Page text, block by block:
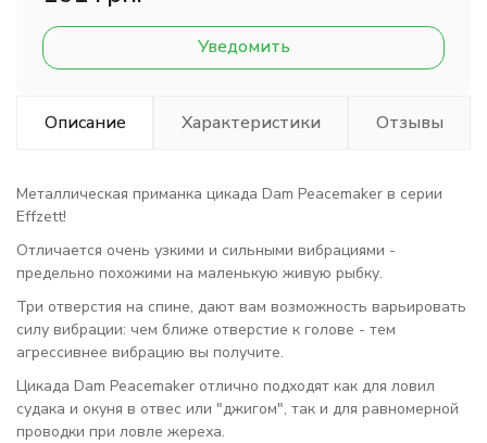
Уведомить
Описание Характеристики Отзывы
Металлическая приманка цикада Dam Peacemaker в серии
Effzett!
Отличается очень узкими и сильными вибрациями -
предельно похожими на маленькую живую рыбку.
Три отверстия на спине, дают вам возможность варьировать
силу вибрации: чем ближе отверстие к голове - тем
агрессивнее вибрацию вы получите.
Цикада Dam Peacemaker отлично подходят как для ловил
судака и окуня в отвес или "джигом", так и для равномерной
проводки при ловле жереха.